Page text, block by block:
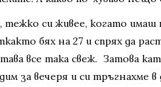
тежко си живее, когато
бях на 27 и спрях да
все така свеж. Затова
за вечеря и си тръгнахме